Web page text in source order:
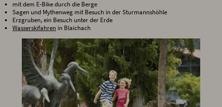
mit dem E-Bike durch die Berge
Sagen und Mythenweg mit Besuch in der Sturmannshöhle
Erzgruben, ein Besuch unter der Erde
Wasserskifahren in Blaichach